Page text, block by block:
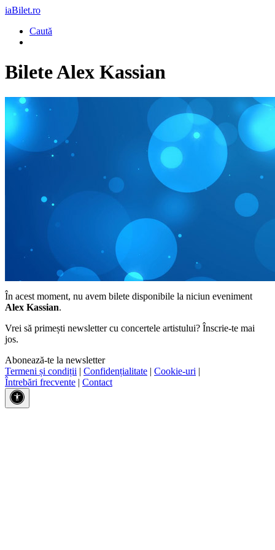
iaBilet.ro
Caută
BileteAlex Kassian
În acest moment, nu avem bilete disponibile la niciun eveniment
Alex Kassian.
Vrei să primești newsletter cu concertele artistului? Înscrie-te mai
jos.
Abonează-te la newsletter
Termeni și condiții | Confidențialitate | Cookie-uri |
Întrebări frecvente | Contact